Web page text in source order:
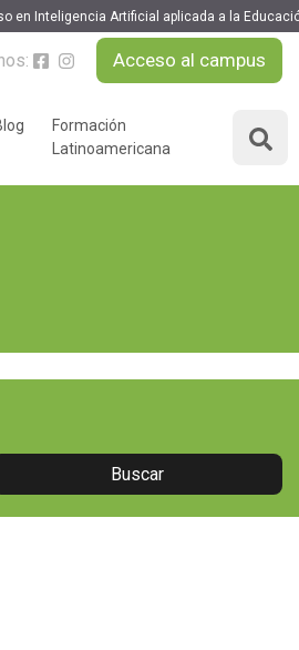
en Inteligencia Artificial aplicada a la
Acceso al campus
Formación
Latinoamericana